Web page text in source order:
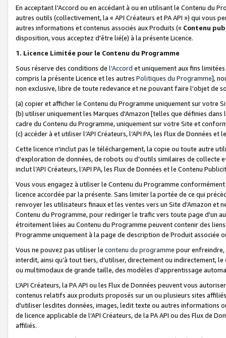
En acceptant l'Accord ou en accédant à ou en utilisant le Contenu du
autres outils (collectivement, la « API Créateurs et PA API ») qui vous
autres informations et contenus associés aux Produits (« Contenu
disposition, vous acceptez d'être lié(e) à la présente Licence.
1. Licence Limitée pour le Contenu du Programme
Sous réserve des conditions de l'Accord et uniquement aux fins
compris la présente Licence et les autres Politiques du Programme],
non exclusive, libre de toute redevance et ne pouvant faire l'objet de
(a) copier et afficher le Contenu du Programme uniquement sur votre
(b) utiliser uniquement les Marques d'Amazon [telles que définies dans
cadre du Contenu du Programme, uniquement sur votre Site et
(c) accéder à et utiliser l’API Créateurs, l’API PA, les Flux de Données
Cette licence n'inclut pas le téléchargement, la copie ou toute autre
d’exploration de données, de robots ou d’outils similaires de
inclut l’API Créateurs, l’API PA, les Flux de Données et le Contenu
Vous vous engagez à utiliser le Contenu du Programme
licence accordée par la présente. Sans limiter la portée de ce qui
renvoyer les utilisateurs finaux et les ventes vers un Site d'Amazon et
Contenu du Programme, pour rediriger le trafic vers toute page d'un
étroitement liées au Contenu du Programme peuvent contenir des
Programme uniquement à la page de description de Produit associée
Vous ne pouvez pas utiliser le contenu du programme pour
interdit, ainsi qu’à tout tiers, d’utiliser, directement ou indirectement,
ou multimodaux de grande taille, des modèles d’apprentissage
L’API Créateurs, la PA API ou les Flux de Données peuvent vous
contenus relatifs aux produits proposés sur un ou plusieurs sites
d'utiliser lesdites données, images, ledit texte ou autres informations
de licence applicable de l’API Créateurs, de la PA API ou des Flux de
affiliés.